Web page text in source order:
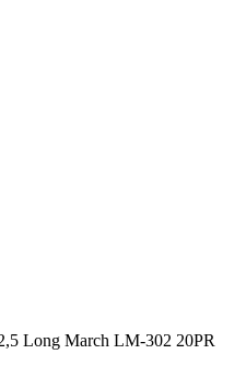
Long March LM-302 20PR